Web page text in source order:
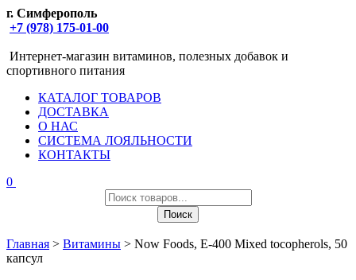
г. Симферополь
+7 (978) 175-01-00
Интернет-магазин витаминов, полезных добавок и
спортивного питания
КАТАЛОГ ТОВАРОВ
ДОСТАВКА
О НАС
СИСТЕМА ЛОЯЛЬНОСТИ
КОНТАКТЫ
0
Поиск
товаров
Поиск
Главная > Витамины > Now Foods, E-400 Mixed tocopherols, 50
капсул